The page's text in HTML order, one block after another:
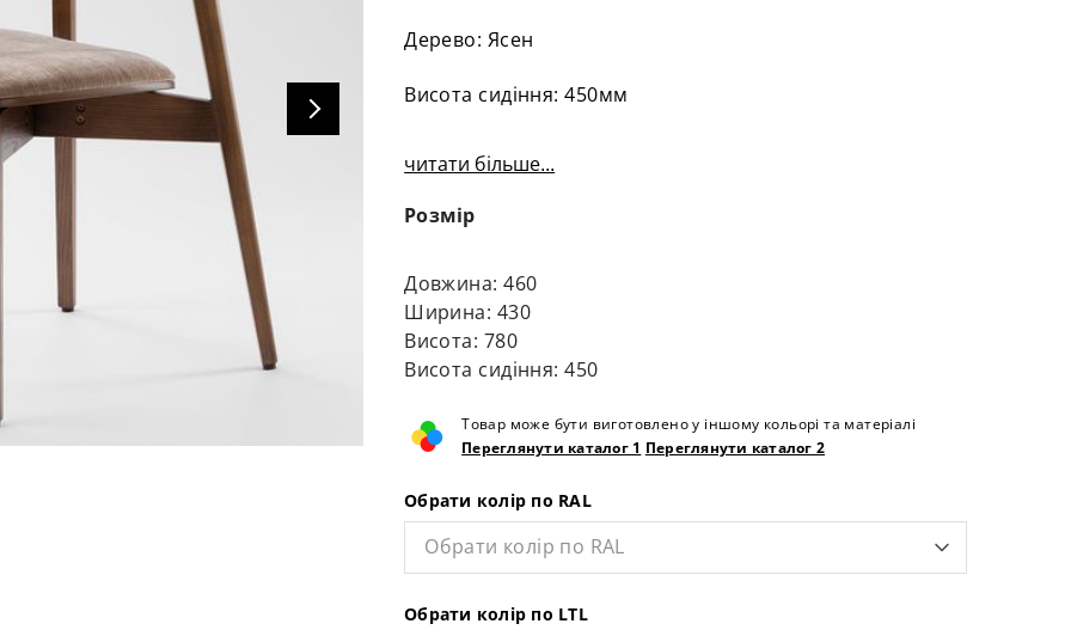
Дерево: Ясен
Висота сидіння: 450мм
читати більше...
Розмір
Довжина: 460
Ширина: 430
Висота: 780
Висота сидіння: 450
Товар може бути виготовлено у іншому кольорі та матеріалі
Переглянути каталог 1 Переглянути каталог 2
Обрати колір по RAL
Обрати колір по RAL
Обрати колір по LTL